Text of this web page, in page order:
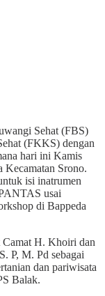
Sehat (FBS)
(FKKS) dengan
hari ini Kamis
Srono.
isi inatrumen
usai
di Bappeda
H. Khoiri dan
P, M. Pd sebagai
dan pariwisata
Balak.